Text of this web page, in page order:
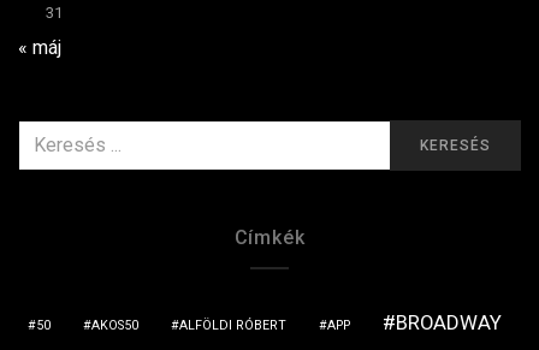
31
« máj
ERRE:
KERESÉS
Címkék
50 AKOS50 ALFÖLDI RÓBERT APP
BROADWAY